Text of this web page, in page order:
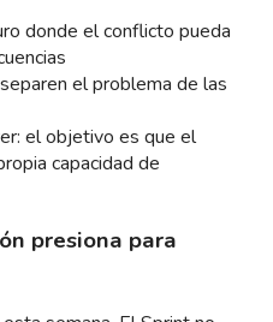
donde el conflicto pueda
el problema de las
el objetivo es que el
capacidad de
presiona para